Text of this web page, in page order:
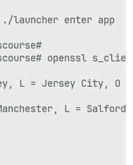
launcher enter app
openssl
L = Jersey City, O =
L =